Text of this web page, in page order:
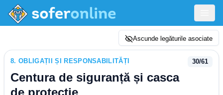
Ascunde legăturile asociate
8. OBLIGAȚII ȘI RESPONSABILITĂȚI
Centura de siguranță și casca
de protecție
30/61